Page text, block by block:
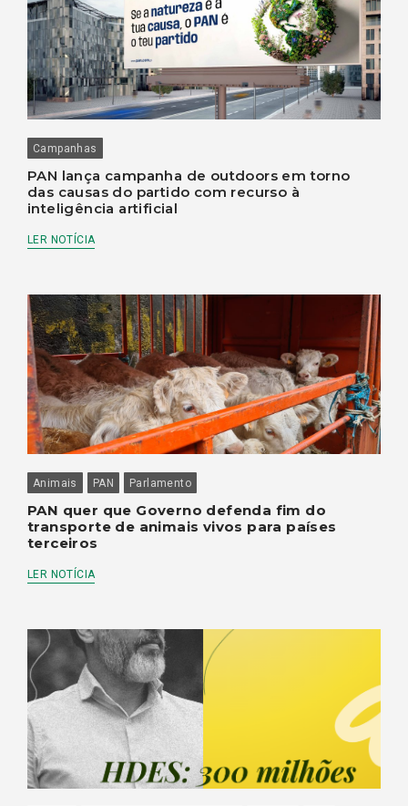
Campanhas
PAN lança campanha de outdoors em torno
das causas do partido com recurso à
inteligência artificial
LER NOTÍCIA
Animais PAN Parlamento
PAN quer que Governo defenda fim do
transporte de animais vivos para países
terceiros
LER NOTÍCIA